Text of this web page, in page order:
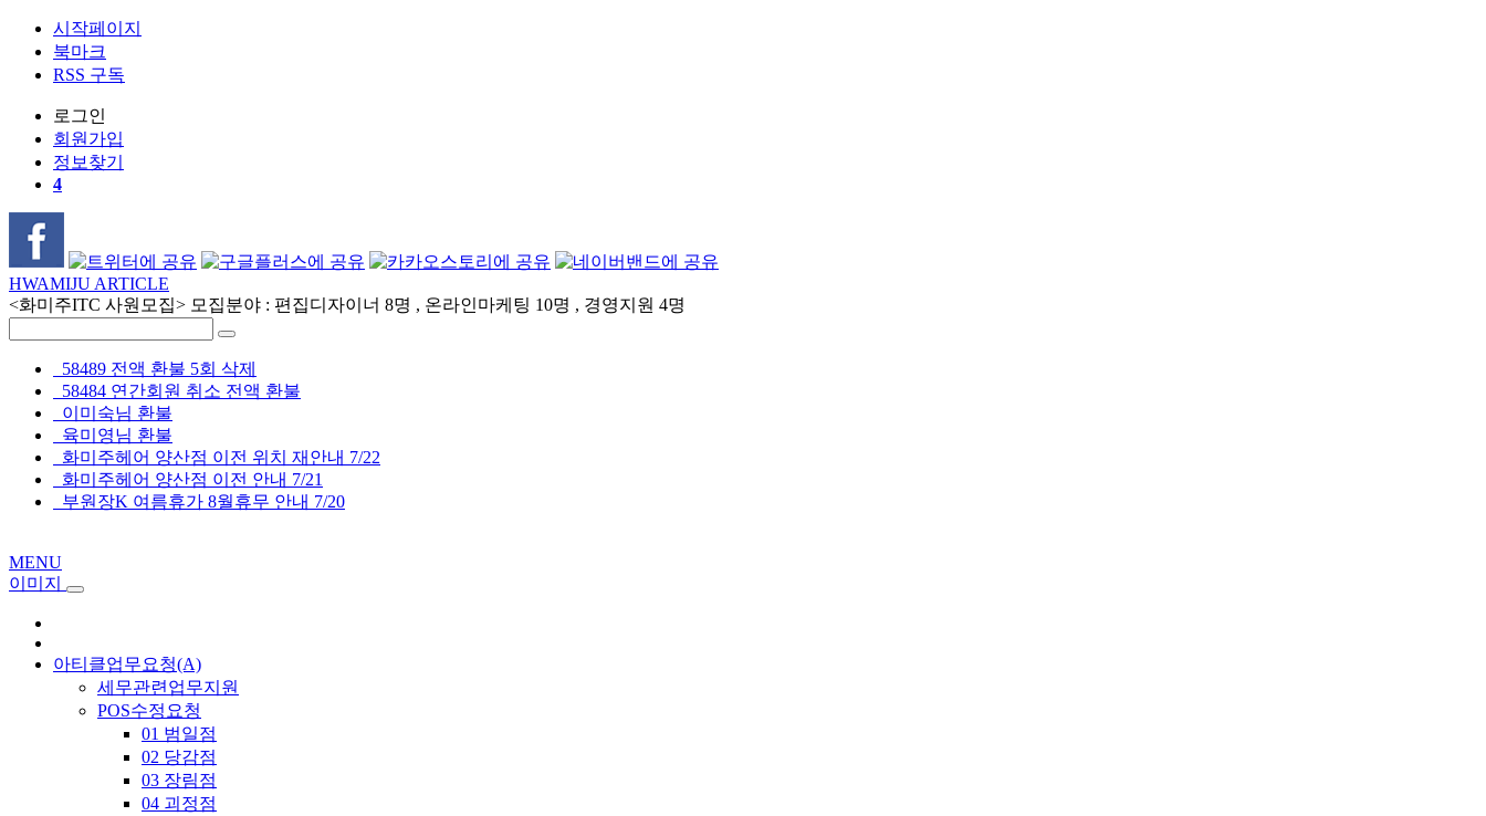
시작페이지
북마크
RSS 구독
로그인
회원 가입
정보찾기
4
HWAMIJU ARTICLE
<화미주ITC 사원모집> 모집분야 : 편집디자이너 8명 , 온라인마케팅 10명 , 경영지원 4명
58489 전액 환불 5회 삭제
58484 연간회원 취소 전액 환불
이미숙님 환불
육미영님 환불
화미주헤어 양산점 이전 위치 재안내 7/22
화미주헤어 양산점 이전 안내 7/21
부원장K 여름휴가 8월휴무 안내 7/20
MENU
이미지
아티클업무요청(A)
세무관련업무지원
POS수정요청
01 범일점
02 당감점
03 장림점
04 괴정점